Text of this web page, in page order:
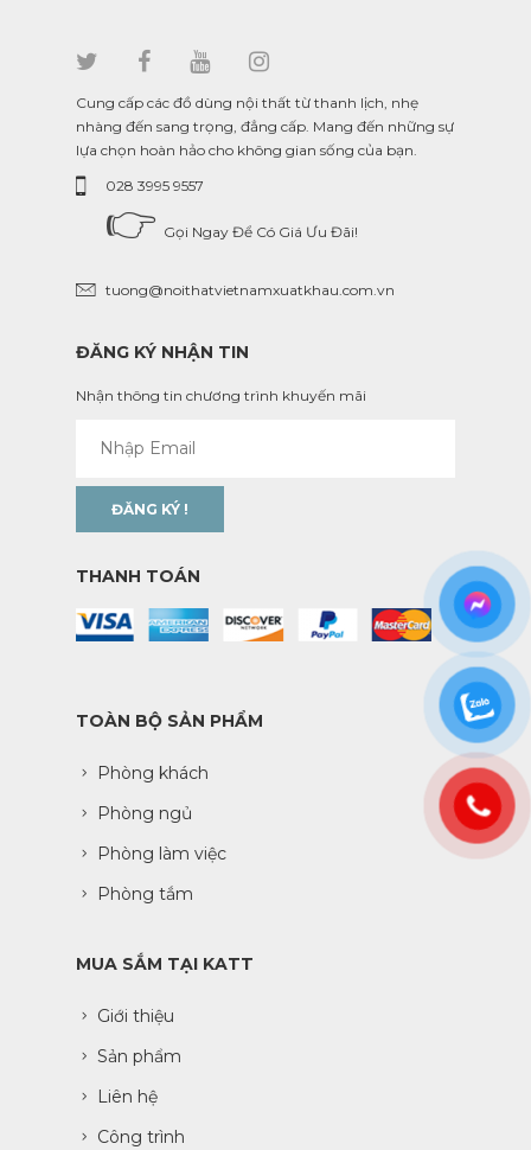
Cung cấp các đồ dùng nội thất từ thanh lịch, nhẹ
nhàng đến sang trọng, đẳng cấp. Mang đến những sự
lựa chọn hoàn hảo cho không gian sống của bạn.
028 3995 9557
👉 Gọi Ngay Để Có Giá Ưu Đãi!
tuong@noithatvietnamxuatkhau.com.vn
ĐĂNG KÝ NHẬN TIN
Nhận thông tin chương trình khuyến mãi
THANH TOÁN
TOÀN BỘ SẢN PHẨM
Phòng khách
Phòng ngủ
Phòng làm việc
Phòng tắm
MUA SẮM TẠI KATT
Giới thiệu
Sản phẩm
Liên hệ
Công trình